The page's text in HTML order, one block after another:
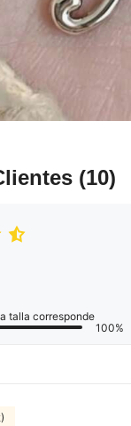
(10)
talla corresponde
100%